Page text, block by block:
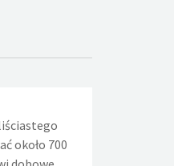
około 700